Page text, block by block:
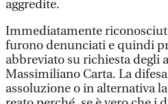
aggredite.
Immediatamente
furono denunciati e quindi
abbreviato su richiesta degli
Massimiliano Carta. La
assoluzione o in alternativa